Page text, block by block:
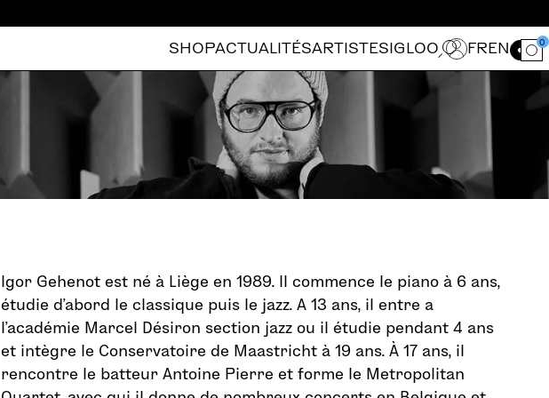
SHOPACTUALITÉSARTISTES IGLOO
Ouvrir le
FR EN 0
Igor Gehenot est né à Liège en 1989. Il commence le piano à 6 ans,
étudie d’abord le classique puis le jazz. A 13 ans, il entre a
l’académie Marcel Désiron section jazz ou il étudie pendant 4 ans
et intègre le Conservatoire de Maastricht à 19 ans. À 17 ans, il
rencontre le batteur Antoine Pierre et forme le Metropolitan